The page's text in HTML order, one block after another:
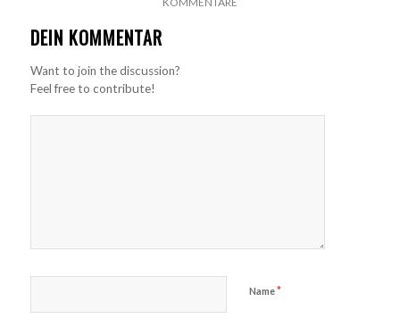
DEIN KOMMENTAR
Want to join the discussion?
Feel free to contribute!
Name*